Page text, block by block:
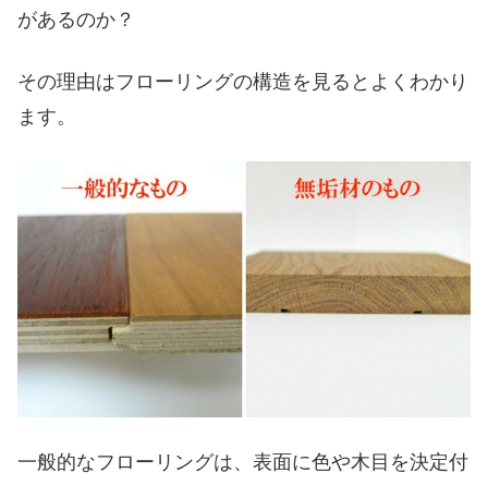
があるのか？
その理由はフローリングの構造を見るとよくわかり
ます。
一般的なフローリングは、表面に色や木目を決定付